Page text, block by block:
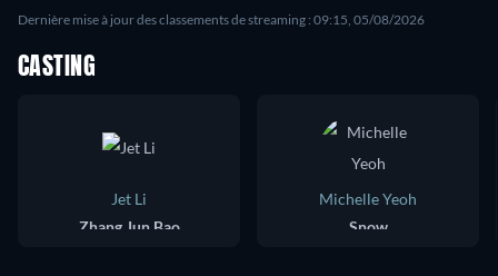
Dernière mise à jour des classements de streaming : 09:15, 05/08/2026
CASTING
Jet Li
Zhang Jun Bao
Michelle Yeoh
Snow